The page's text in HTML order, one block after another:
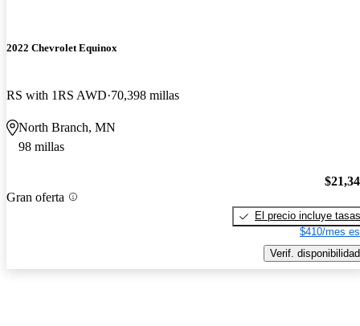
2022 Chevrolet Equinox
RS with 1RS AWD 70,398 millas
North Branch, MN
98 millas
Gran oferta
El precio incluye tasas
$410/mes
Verif. disponibilidad